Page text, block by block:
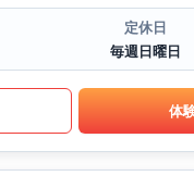
定休日
毎週日曜日
体